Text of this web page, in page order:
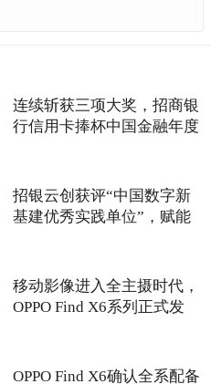
连续斩获三项大奖，招商银
行信用卡捧杯中国金融年度
招银云创获评“中国数字新
基建优秀实践单位”，赋能
移动影像进入全主摄时代，
OPPO Find X6系列正式发
OPPO Find X6确认全系配备